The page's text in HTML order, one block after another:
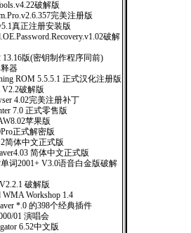
破解版
完美注册版
真正注册安装版
破解
13.16版(密钥制作程序同前)
器
ROM 5.5.5.1 正式汉化注册版
V2.2破解版
4.02完美注册补丁
7.0 正式零售版
苹果版
正式解密版
简体中文正式版
简体中文正式版
词2001+ V3.0语音白金版破解
破解版
WMA Workshop 1.4
*.0 的398个经典插件
01 演唱会
6.52中文版